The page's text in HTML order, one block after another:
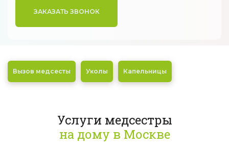
ЗАКАЗАТЬ ЗВОНОК
Вызов медсесты Уколы Капельницы
Услуги медсестры
на дому в Москве